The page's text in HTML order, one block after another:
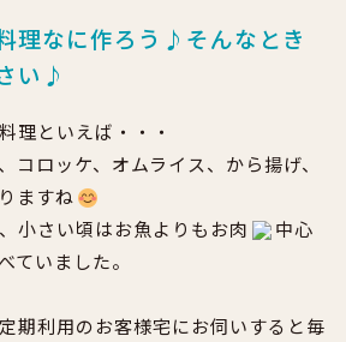
理なに作ろう♪そんなとき
い♪
理といえば・・・
コロッケ、オムライス、から揚げ、
ますね
小さい頃はお魚よりもお肉
中心
ていました。
期利用のお客様宅にお伺いすると毎